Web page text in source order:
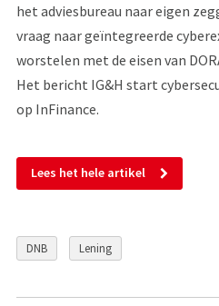
het adviesbureau naar eigen
vraag naar geïntegreerde
worstelen met de eisen van
Het bericht IG&H start
op InFinance.
Lees het hele artikel
DNB Lening